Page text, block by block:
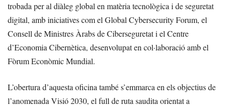
trobada per al diàleg global en matèria tecnològica i de seguretat
digital, amb iniciatives com el Global Cybersecurity Forum, el
Consell de Ministres Àrabs de Ciberseguretat i el Centre
d’Economia Cibernètica, desenvolupat en col·laboració amb el
Fòrum Econòmic Mundial.
L’obertura d’aquesta oficina també s’emmarca en els objectius de
l’anomenada Visió 2030, el full de ruta saudita orientat a